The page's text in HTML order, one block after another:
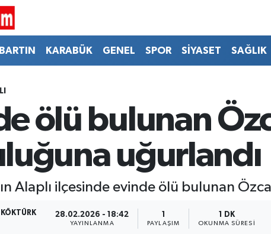
BARTIN KARABÜK GENEL SPOR SİYASET SAĞLIK
ölü bulunan
uğurlandı
Alaplı ilçesinde evinde ölü bulunan
28.02.2026 - 18:42
YAYINLANMA
1
PAYLAŞIM
1 DK
OKUNMA SÜRESI
ve Fikstür